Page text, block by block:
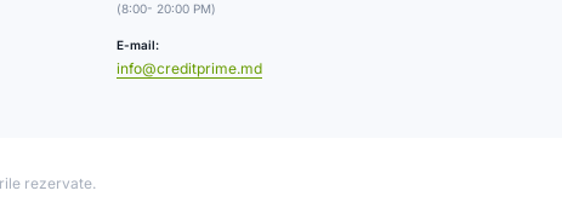
(8:00- 20:00 PM)
E-mail:
info@creditprime.md
rezervate.